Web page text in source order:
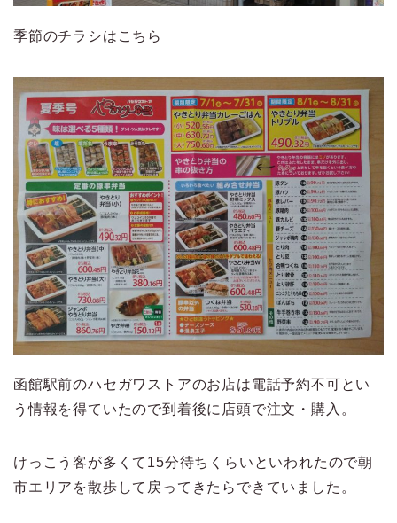
季節のチラシはこちら
函館駅前のハセガワストアのお店は電話予約不可とい
う情報を得ていたので到着後に店頭で注文・購入。
けっこう客が多くて15分待ちくらいといわれたので朝
市エリアを散歩して戻ってきたらできていました。